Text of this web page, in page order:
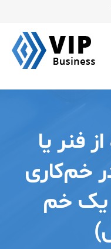
فنر یا
خم‌کاری
یک خم